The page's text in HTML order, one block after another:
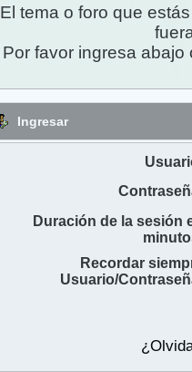
El tema o foro que
Por favor ingresa
Ingresar
Duración de la sesión
Recordar
Usuario/